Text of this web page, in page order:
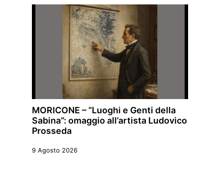
MORICONE – “Luoghi e Genti della
Sabina”: omaggio all’artista Ludovico
Prosseda
9 Agosto 2026